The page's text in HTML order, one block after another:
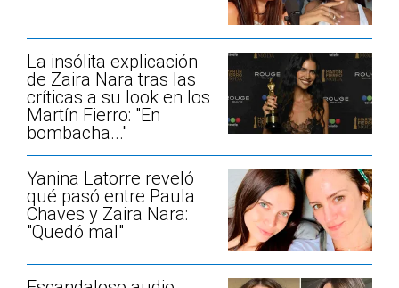
La insólita explicación
de Zaira Nara tras las
críticas a su look en los
Martín Fierro: "En
bombacha..."
Yanina Latorre reveló
qué pasó entre Paula
Chaves y Zaira Nara:
"Quedó mal"